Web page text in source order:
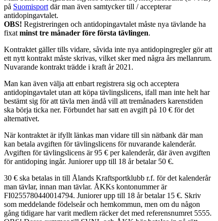
på Suomisport där man även samtycker till / accepterar
antidopingavtalet.
OBS! Registreringen och antidopingavtalet måste nya tävlande ha
fixat minst tre månader före första tävlingen.
Kontraktet gäller tills vidare, såvida inte nya antidopingregler gör att
ett nytt kontrakt måste skrivas, vilket sker med några års mellanrum.
Nuvarande kontrakt trädde i kraft år 2021.
Man kan även välja att enbart registrera sig och acceptera
antidopingavtalet utan att köpa tävlingslicens, ifall man inte helt har
bestämt sig för att tävla men ändå vill att tremånaders karenstiden
ska börja ticka ner. Förbundet har satt en avgift på 10 € för det
alternativet.
När kontraktet är ifyllt länkas man vidare till sin nätbank där man
kan betala avgiften för tävlingslicens för nuvarande kalenderår.
Avgiften för tävlingslicens är 95 € per kalenderår, där även avgiften
för antidoping ingår. Juniorer upp till 18 år betalar 50 €.
30 € ska betalas in till Ålands Kraftsportklubb r.f. för det kalenderår
man tävlar, innan man tävlar. ÅKKs kontonummer är
FI0255780440014794. Juniorer upp till 18 år betalar 15 €. Skriv
som meddelande födelseår och hemkommun, men om du någon
gång tidigare har varit medlem räcker det med referensnumret 5555.